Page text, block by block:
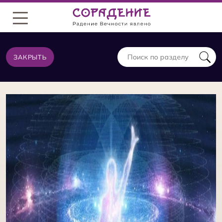
Меню
ЗАКРЫТЬ
ТЕОРИЯ ИЗ ТОЙ ЖЕ КАТЕГОРИИ